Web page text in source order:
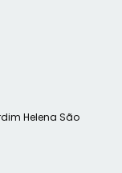
Helena São